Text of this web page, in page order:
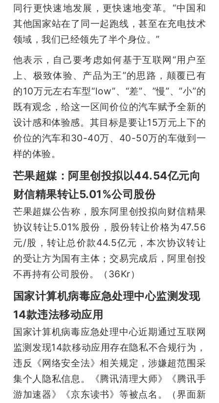
同行更快速地发展，更快速地变革。“中国和
其他国家站在了同一起跑线，甚至在充电技术
领域，我们已经领先了半个身位。”
他表示，自己要考虑如何基于互联网“用户至
上、极致体验、产品为王”的思路，颠覆已有
的10万元左右车型“low”、“差”、”慢”、”小”的
既有观念，给这一区间价位的汽车赋予全新的
设计感和体验感。其目标是要让15万元上下的
价位的汽车和30-40万、40-50万的车做到一
样的体验。
芒果超媒：阿里创投拟以44.54亿元向
财信精果转让5.01%公司股份
芒果超媒公告称，股东阿里创投拟向财信精果
协议转让5.01%股份，股份转让价格为47.56
元/股，转让总价款44.5亿元，本次协议转让
的受让方为国有主体；交易完成后，阿里创投
不再持有公司股份。（36Kr）
国家计算机病毒应急处理中心监测发现
14款违法移动应用
国家计算机病毒应急处理中心近期通过互联网
监测发现14款移动应用存在隐私不合规行为，
违反《网络安全法》相关规定，涉嫌超范围采
集个人隐私信息。《腾讯清理大师》《腾讯手
游加速器》《京东读书》等被点名。（界面新